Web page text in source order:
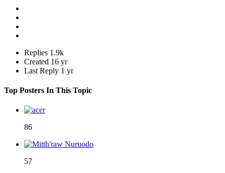
Replies 1.9k
Created 16 yr
Last Reply 1 yr
Top Posters In This Topic
86
57